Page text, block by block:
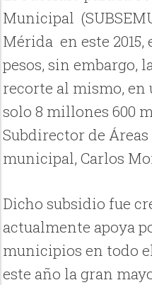
Municipal
Mérida en este 2015,
pesos, sin embargo,
recorte al mismo, en
solo 8 millones 600
Subdirector de
municipal, Carlos
Dicho subsidio fue
actualmente apoya
municipios en todo
este año la gran